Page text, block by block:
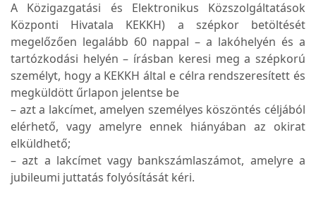
A Közigazgatási és Elektronikus Közszolgáltatások
Központi Hivatala KEKKH) a szépkor betöltését
megelőzően legalább 60 nappal – a lakóhelyén és a
tartózkodási helyén – írásban keresi meg a szépkorú
személyt, hogy a KEKKH által e célra rendszeresített és
megküldött űrlapon jelentse be
– azt a lakcímet, amelyen személyes köszöntés céljából
elérhető, vagy amelyre ennek hiányában az okirat
elküldhető;
– azt a lakcímet vagy bankszámlaszámot, amelyre a
jubileumi juttatás folyósítását kéri.